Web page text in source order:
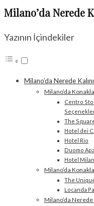
Milano’da Nerede
Yazının İçindekiler
Milano’da Nerede
Milano’da
Centro
The
Hotel dei
Hotel Rio
Duomo
Hotel
Milano’da
The
Locanda
Milano’da Nerede